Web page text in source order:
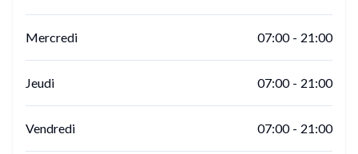
Mercredi 07:00 - 21:00
Jeudi 07:00 - 21:00
Vendredi 07:00 - 21:00